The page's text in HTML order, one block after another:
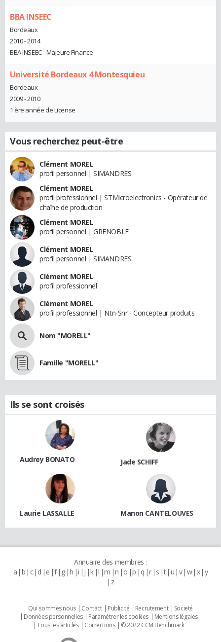
BBA INSEEC
Bordeaux
2010 - 2014
BBA INSEEC - Majeure Finance
Université Bordeaux 4 Montesquieu
Bordeaux
2009 - 2010
1 ère année de License
Vous recherchez peut-être
Clément MOREL
profil personnel | SIMANDRES
Clément MOREL
profil professionnel | STMicroelectronics - Opérateur de
chaîne de production
Clément MOREL
profil personnel | GRENOBLE
Clément MOREL
profil personnel | SIMANDRES
Clément MOREL
profil professionnel
Clément MOREL
profil professionnel | Ntn-Snr - Concepteur produits
Nom "MORELL"
Famille "MORELL"
Ils se sont croisés
Audrey BONATO Jade SCHIFF
Laurie LASSALLE Manon CANTELOUVES
Annuaire des membres :
a b c d e f g h i j k l m n o p q r s t u v w x y
z
Qui sommes nous Contact Publicité Recrutement
Societé
Données personnelles
Paramétrer les cookies
Mentions légales
Tous les articles
Corrections © 2022 CCM Benchmark